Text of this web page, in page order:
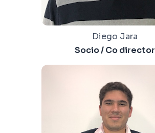
Diego Jara
Socio / Co director